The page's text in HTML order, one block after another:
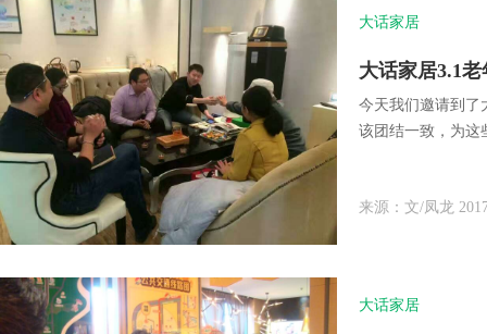
大话家居
大话家居3.1
今天我们邀请到了
该团结一致，为这
来源：文/凤龙
大话家居